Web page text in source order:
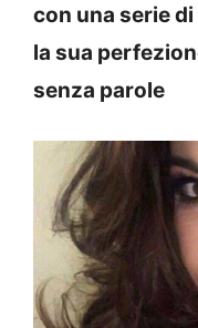
con una serie
la sua
senza parole